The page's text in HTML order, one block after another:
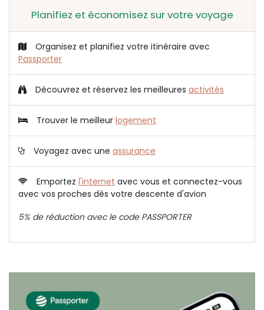
Planifiez et économisez sur votre voyage
Organisez et planifiez votre itinéraire avec
Passporter
Découvrez et réservez les meilleures activités
Trouver le meilleur logement
Voyagez avec une assurance
Emportez l'internet avec vous et connectez-vous
avec vos proches dès votre descente d'avion
5% de réduction avec le code PASSPORTER